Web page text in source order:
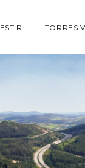
TORRES